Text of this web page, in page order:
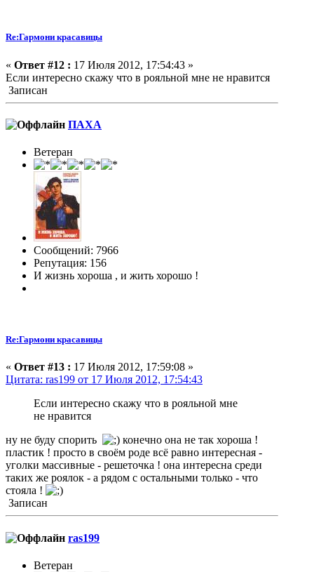
Re:Гармони красавицы
« Ответ #12 : 17 Июля 2012, 17:54:43 »
Если интересно скажу что в рояльной мне не нравится
Записан
ПАХА
Ветеран
Сообщений: 7966
Репутация: 156
И жизнь хороша , и жить хорошо !
Re:Гармони красавицы
« Ответ #13 : 17 Июля 2012, 17:59:08 »
Цитата: ras199 от 17 Июля 2012, 17:54:43
Если интересно скажу что в рояльной мне
не нравится
ну не буду спорить
конечно она не так хороша !
пластик ! просто в своём роде всё равно интересная -
уголки массивные - решеточка ! она интересна среди
таких же роялок - а рядом с остальными только - что
стояла !
Записан
ras199
Ветеран